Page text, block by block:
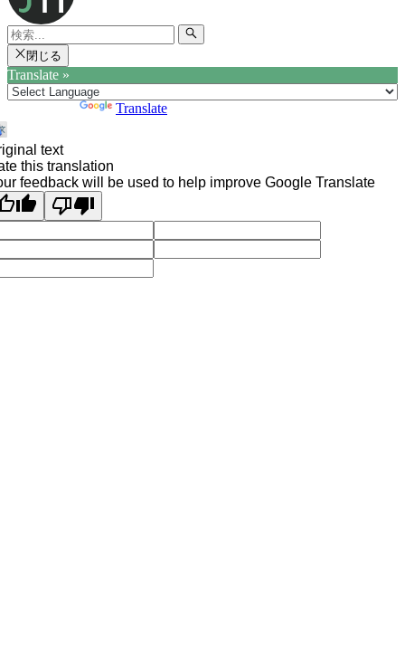
閉じる
Translate »
Translate
text
this translation
feedback will be used to help improve Google Translate